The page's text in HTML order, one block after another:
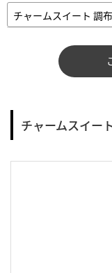
チャームスイー